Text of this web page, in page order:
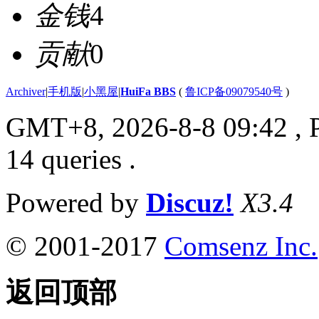
金钱4
贡献0
Archiver|手机版|小黑屋|HuiFa BBS ( 鲁ICP备09079540号 )
GMT+8, 2026-8-8 09:42 ,
14 queries .
Powered by Discuz! X3.4
© 2001-2017 Comsenz Inc.
返回顶部